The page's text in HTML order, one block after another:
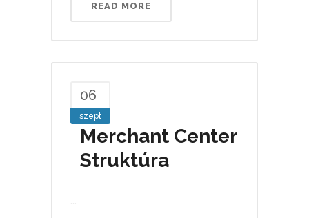
READ MORE
06
szept
Merchant Center
Struktúra